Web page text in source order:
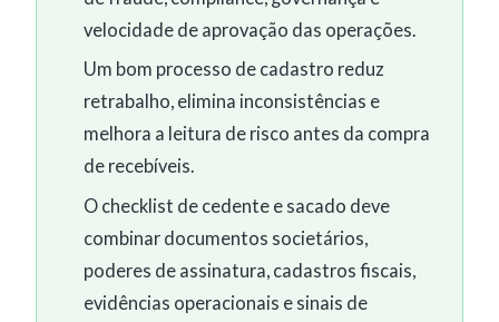
velocidade de aprovação das operações.
Um bom processo de cadastro reduz
retrabalho, elimina inconsistências e
melhora a leitura de risco antes da compra
de recebíveis.
O checklist de cedente e sacado deve
combinar documentos societários,
poderes de assinatura, cadastros fiscais,
evidências operacionais e sinais de